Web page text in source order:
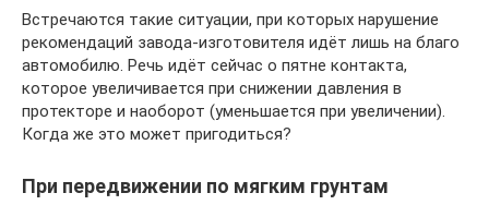
Встречаются такие ситуации, при которых нарушение
рекомендаций завода-изготовителя идёт лишь на благо
автомобилю. Речь идёт сейчас о пятне контакта,
которое увеличивается при снижении давления в
протекторе и наоборот (уменьшается при увеличении).
Когда же это может пригодиться?
При передвижении по мягким грунтам